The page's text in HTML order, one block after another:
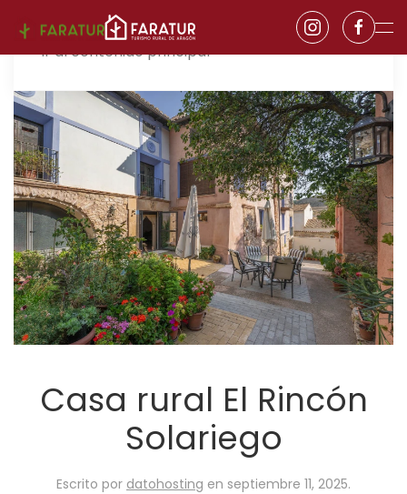
Ir al contenido principal
Casa rural El Rincón
Solariego
Escrito por datohosting en septiembre 11, 2025.